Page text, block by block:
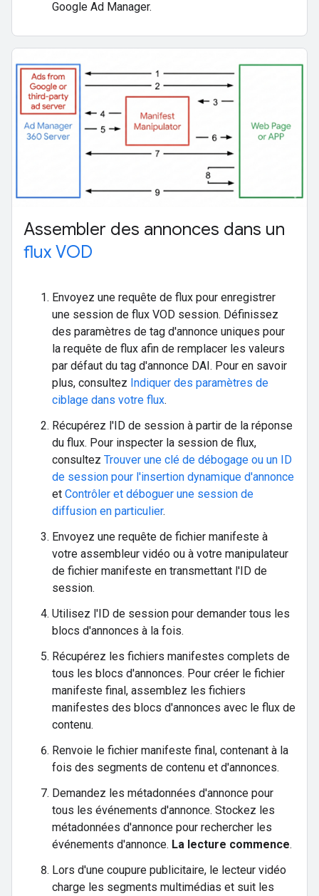
Google Ad Manager.
Assembler des annonces dans un
flux VOD
Envoyez une requête de flux pour enregistrer
une session de flux VOD session. Définissez
des paramètres de tag d'annonce uniques pour
la requête de flux afin de remplacer les valeurs
par défaut du tag d'annonce DAI. Pour en savoir
plus, consultez Indiquer des paramètres de
ciblage dans votre flux.
Récupérez l'ID de session à partir de la réponse
du flux. Pour inspecter la session de flux,
consultez Trouver une clé de débogage ou un ID
de session pour l'insertion dynamique d'annonce
et Contrôler et déboguer une session de
diffusion en particulier.
Envoyez une requête de fichier manifeste à
votre assembleur vidéo ou à votre manipulateur
de fichier manifeste en transmettant l'ID de
session.
Utilisez l'ID de session pour demander tous les
blocs d'annonces à la fois.
Récupérez les fichiers manifestes complets de
tous les blocs d'annonces. Pour créer le fichier
manifeste final, assemblez les fichiers
manifestes des blocs d'annonces avec le flux de
contenu.
Renvoie le fichier manifeste final, contenant à la
fois des segments de contenu et d'annonces.
Demandez les métadonnées d'annonce pour
tous les événements d'annonce. Stockez les
métadonnées d'annonce pour rechercher les
événements d'annonce. La lecture commence.
Lors d'une coupure publicitaire, le lecteur vidéo
charge les segments multimédias et suit les